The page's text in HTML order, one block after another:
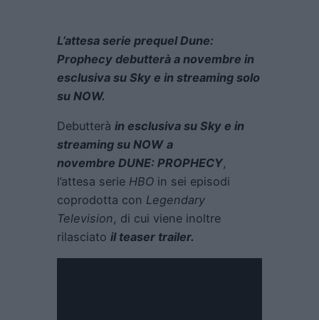
L’attesa serie prequel Dune:
Prophecy debutterà a novembre in
esclusiva su Sky e in streaming solo
su NOW.
Debutterà in esclusiva su Sky e in
streaming su NOW a
novembre DUNE: PROPHECY,
l’attesa serie HBO in sei episodi
coprodotta con Legendary
Television, di cui viene inoltre
rilasciato il teaser trailer.